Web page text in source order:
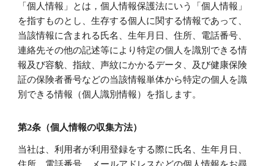
「個人情報」とは，個人情報保護法にいう「個人情報」
を指すものとし、生存する個人に関する情報であって、
当該情報に含まれる氏名、生年月日、住所、電話番号、
連絡先その他の記述等により特定の個人を識別できる情
報及び容貌、指紋、声紋にかかるデータ、及び健康保険
証の保険者番号などの当該情報単体から特定の個人を識
別できる情報（個人識別情報）を指します。
第2条（個人情報の収集方法）
当社は、利用者が利用登録をする際に氏名、生年月日、